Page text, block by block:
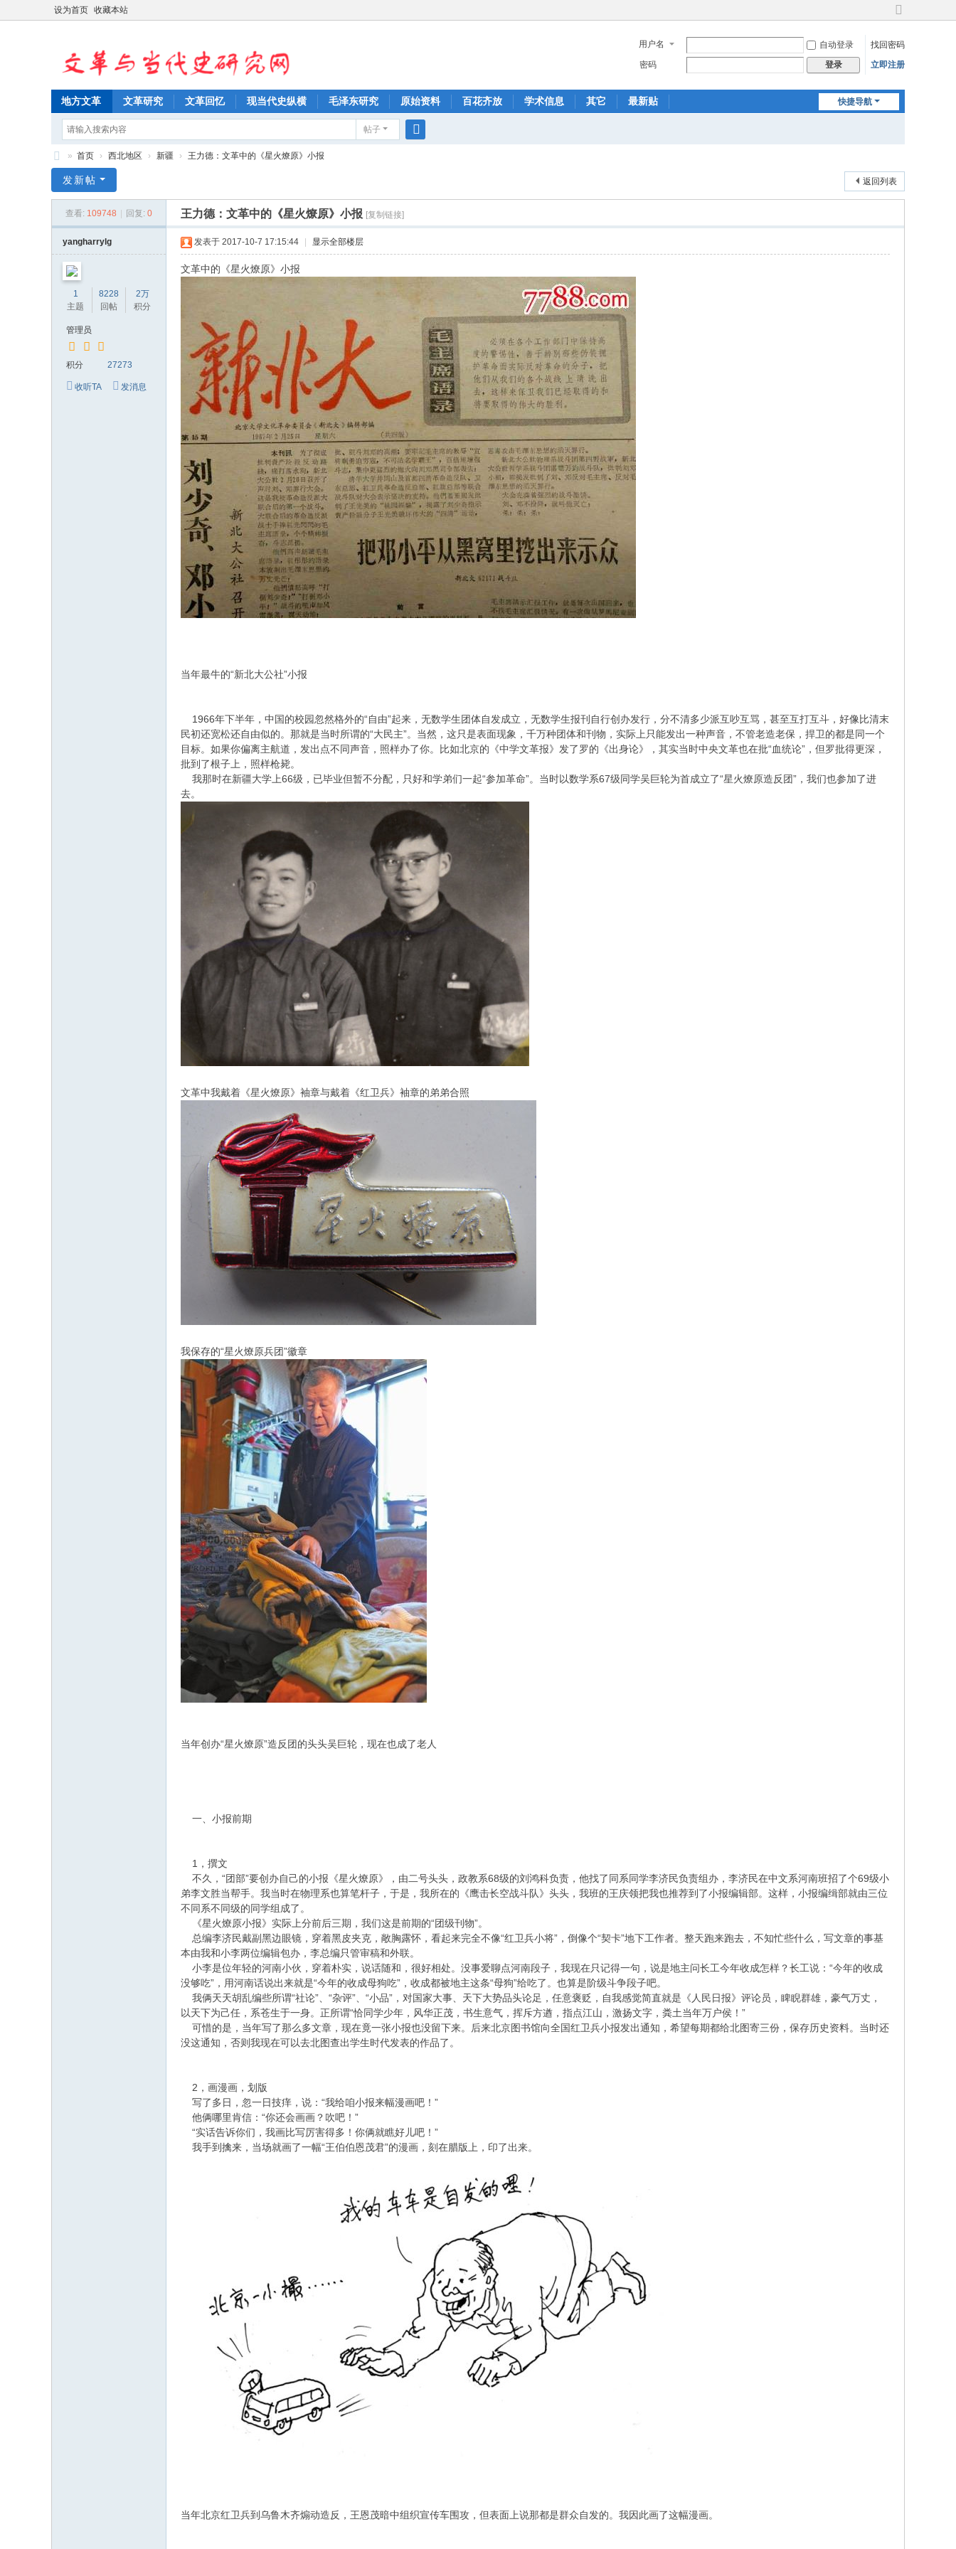
设为首页 收藏本站
切
到
宽
用户名 自动登录
找回密码
密码
登录 立即注册
快捷导航
地方文革 文革研究 文革回忆 现当代史纵横 毛泽东研究 原始资料 百花齐放 学术信息 其它 最新贴
帖子
革
» 首页 › 西北地区 › 新疆 › 王力德：文革中的《星火燎原》小报
返回列表
发新帖
查看: 109748 回复: 0 王力德：文革中的《星火燎原》小报 [复制链接]
yangharrylg
1
主题
8228
回帖
2万
积分
管理员
积分 27273
收听TA 发消息
发表于 2017-10-7 17:15:44 显示全部楼层
文革中的《星火燎原》小报
当年最牛的“新北大公社”小报
1966年下半年，中国的校园忽然格外的“自由”起来，无数学生团体自发成立，无数学生报刊自行创办发行，分不清多少派互吵互骂，甚至互打互斗，好像比清末
民初还宽松还自由似的。那就是当时所谓的“大民主”。当然，这只是表面现象，千万种团体和刊物，实际上只能发出一种声音，不管老造老保，捍卫的都是同一个
目标。如果你偏离主航道，发出点不同声音，照样办了你。比如北京的《中学文革报》发了罗的《出身论》，其实当时中央文革也在批“血统论”，但罗批得更深，
批到了根子上，照样枪毙。
我那时在新疆大学上66级，已毕业但暂不分配，只好和学弟们一起“参加革命”。当时以数学系67级同学吴巨轮为首成立了“星火燎原造反团”，我们也参加了进
去。
文革中我戴着《星火燎原》袖章与戴着《红卫兵》袖章的弟弟合照
我保存的“星火燎原兵团”徽章
当年创办“星火燎原”造反团的头头吴巨轮，现在也成了老人
一、小报前期
1，撰文
不久，“团部”要创办自己的小报《星火燎原》，由二号头头，政教系68级的刘鸿科负责，他找了同系同学李济民负责组办，李济民在中文系河南班招了个69级小
弟李文胜当帮手。我当时在物理系也算笔杆子，于是，我所在的《鹰击长空战斗队》头头，我班的王庆领把我也推荐到了小报编辑部。这样，小报编缉部就由三位
不同系不同级的同学组成了。
《星火燎原小报》实际上分前后三期，我们这是前期的“团级刊物”。
总编李济民戴副黑边眼镜，穿着黑皮夹克，敞胸露怀，看起来完全不像“红卫兵小将”，倒像个“契卡”地下工作者。整天跑来跑去，不知忙些什么，写文章的事基
本由我和小李两位编辑包办，李总编只管审稿和外联。
小李是位年轻的河南小伙，穿着朴实，说话随和，很好相处。没事爱聊点河南段子，我现在只记得一句，说是地主问长工今年收成怎样？长工说：“今年的收成
没够吃”，用河南话说出来就是“今年的收成母狗吃”，收成都被地主这条“母狗”给吃了。也算是阶级斗争段子吧。
我俩天天胡乱编些所谓“社论”、“杂评”、“小品”，对国家大事、天下大势品头论足，任意褒贬，自我感觉简直就是《人民日报》评论员，睥睨群雄，豪气万丈，
以天下为己任，系苍生于一身。正所谓“恰同学少年，风华正茂，书生意气，挥斥方遒，指点江山，激扬文字，粪土当年万户侯！”
可惜的是，当年写了那么多文章，现在竟一张小报也没留下来。后来北京图书馆向全国红卫兵小报发出通知，希望每期都给北图寄三份，保存历史资料。当时还
没这通知，否则我现在可以去北图查出学生时代发表的作品了。
2，画漫画，划版
写了多日，忽一日技痒，说：“我给咱小报来幅漫画吧！”
他俩哪里肯信：“你还会画画？吹吧！”
“实话告诉你们，我画比写厉害得多！你俩就瞧好儿吧！”
我手到擒来，当场就画了一幅“王伯伯恩茂君”的漫画，刻在腊版上，印了出来。
当年北京红卫兵到乌鲁木齐煽动造反，王恩茂暗中组织宣传车围攻，但表面上说那都是群众自发的。我因此画了这幅漫画。